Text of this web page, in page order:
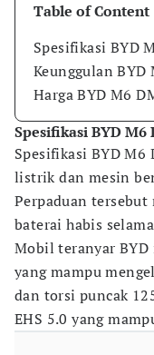
Table of Content
Spesifikasi BYD
Keunggulan BYD
Harga BYD M6
Spesifikasi BYD M6
Spesifikasi BYD
listrik dan mesin
Perpaduan
baterai habis
Mobil teranyar
yang mampu
dan torsi puncak
EHS 5.0 yang